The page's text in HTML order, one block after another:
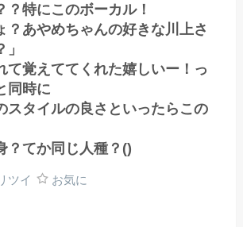
？特にこのボーカル！
？あやめちゃんの好きな川上さ
て覚えててくれた嬉しいー！っ
同時に
スタイルの良さといったらこの
？てか同じ人種？()
ツイ お気に